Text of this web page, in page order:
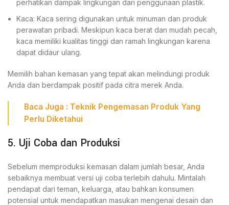
perhatikan dampak lingkungan dari penggunaan plastik.
Kaca: Kaca sering digunakan untuk minuman dan produk
perawatan pribadi. Meskipun kaca berat dan mudah pecah,
kaca memiliki kualitas tinggi dan ramah lingkungan karena
dapat didaur ulang.
Memilih bahan kemasan yang tepat akan melindungi produk
Anda dan berdampak positif pada citra merek Anda.
Baca Juga : Teknik Pengemasan Produk Yang
Perlu Diketahui
5. Uji Coba dan Produksi
Sebelum memproduksi kemasan dalam jumlah besar, Anda
sebaiknya membuat versi uji coba terlebih dahulu. Mintalah
pendapat dari teman, keluarga, atau bahkan konsumen
potensial untuk mendapatkan masukan mengenai desain dan